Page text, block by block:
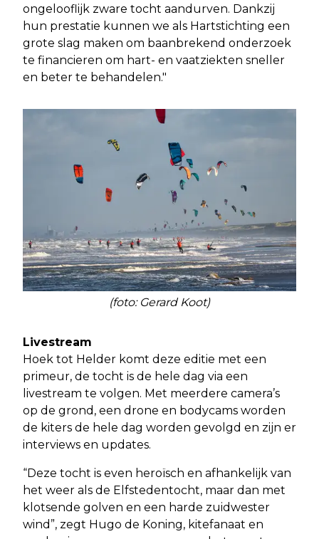
ongelooflijk zware tocht aandurven. Dankzij
hun prestatie kunnen we als Hartstichting een
grote slag maken om baanbrekend onderzoek
te financieren om hart- en vaatziekten sneller
en beter te behandelen."
(foto: Gerard Koot)
Livestream
Hoek tot Helder komt deze editie met een
primeur, de tocht is de hele dag via een
livestream te volgen. Met meerdere camera’s
op de grond, een drone en bodycams worden
de kiters de hele dag worden gevolgd en zijn er
interviews en updates.
“Deze tocht is even heroïsch en afhankelijk van
het weer als de Elfstedentocht, maar dan met
klotsende golven en een harde zuidwester
wind”, zegt Hugo de Koning, kitefanaat en